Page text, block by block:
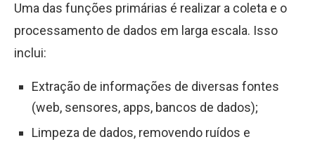
Uma das funções primárias é realizar a coleta e o
processamento de dados em larga escala. Isso
inclui:
Extração de informações de diversas fontes
(web, sensores, apps, bancos de dados);
Limpeza de dados, removendo ruídos e